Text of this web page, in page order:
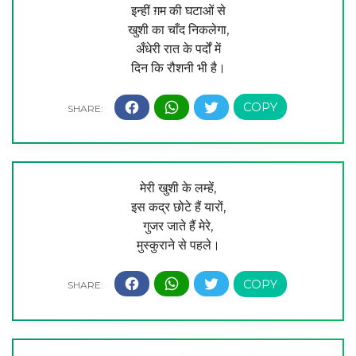
इन्हीं ग़म की घटाओं से
खुशी का चाँद निकलेगा,
अँधेरी रात के पर्दों में
दिन कि रौशनी भी है।
मेरी खुशी के लम्हें,
इस कद्र छोटे हैं यारों,
गुजर जाते हैं मेरे,
मुस्कुराने से पहले।